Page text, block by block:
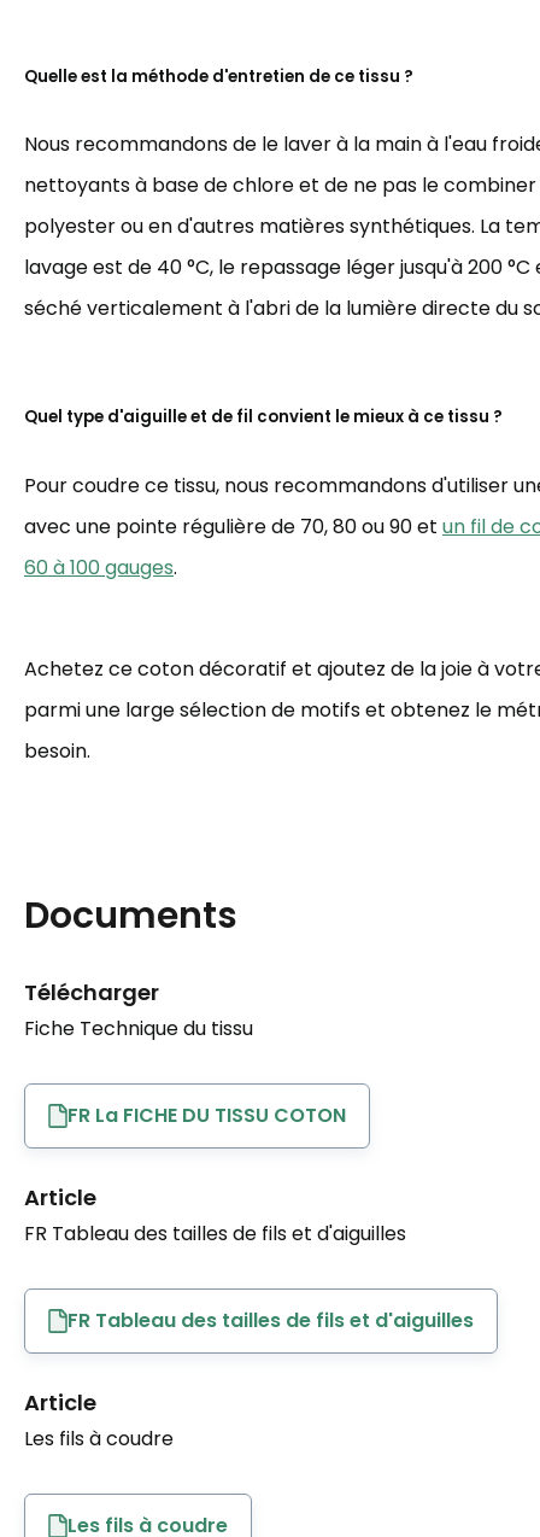
Quelle est la méthode d'entretien de ce tissu ?
Nous recommandons de le laver à la main à l'eau
nettoyants à base de chlore et de ne pas le
polyester ou en d'autres matières synthétiques. La
lavage est de 40 °C, le repassage léger jusqu'à 200
séché verticalement à l'abri de la lumière directe du
Quel type d'aiguille et de fil convient le mieux à ce tissu ?
Pour coudre ce tissu, nous recommandons d'utiliser
avec une pointe régulière de 70, 80 ou 90 et un fil de
60 à 100 gauges.
Achetez ce coton décoratif et ajoutez de la joie à
parmi une large sélection de motifs et obtenez le
besoin.
Documents
Télécharger
Fiche Technique du tissu
FR La FICHE DU TISSU COTON
Article
FR Tableau des tailles de fils et d'aiguilles
FR Tableau des tailles de fils et d'aiguilles
Article
Les fils à coudre
Les fils à coudre